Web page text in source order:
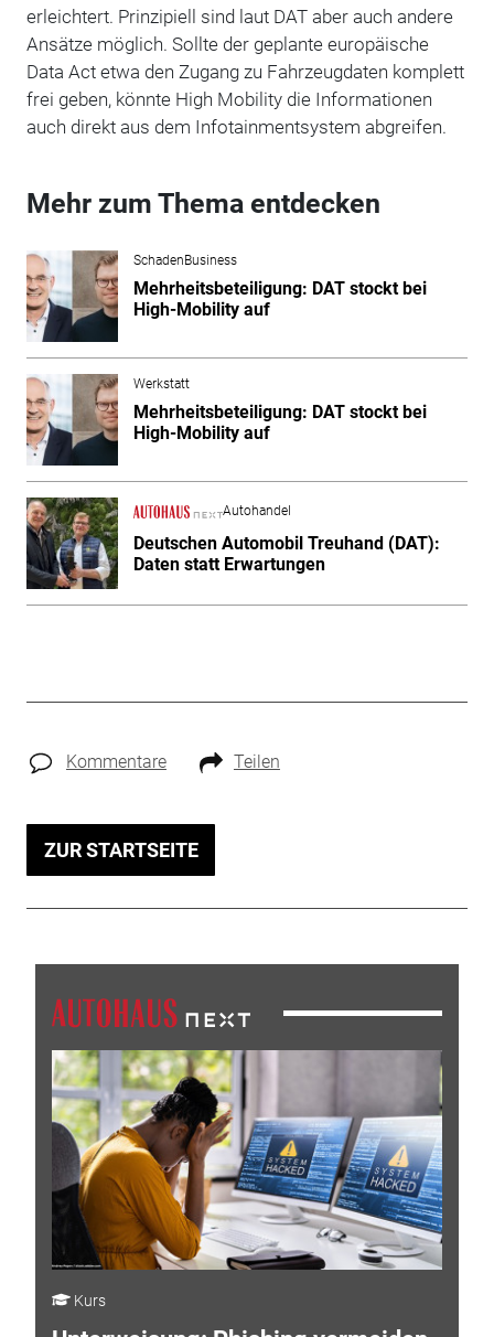
erleichtert. Prinzipiell sind laut DAT aber auch andere
Ansätze möglich. Sollte der geplante europäische
Data Act etwa den Zugang zu Fahrzeugdaten komplett
frei geben, könnte High Mobility die Informationen
auch direkt aus dem Infotainmentsystem abgreifen.
Mehr zum Thema entdecken
SchadenBusiness
Mehrheitsbeteiligung: DAT stockt bei
High-Mobility auf
Werkstatt
Mehrheitsbeteiligung: DAT stockt bei
High-Mobility auf
Autohandel
Deutschen Automobil Treuhand (DAT):
Daten statt Erwartungen
Kommentare Teilen
ZUR STARTSEITE
Kurs